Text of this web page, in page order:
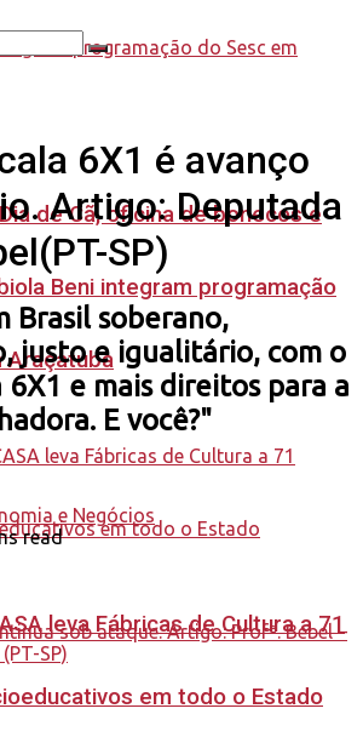
de Cã, oficina de bonecos e
Beni integram programação
Araçatuba
leva Fábricas de Cultura a 71
em todo o Estado
6X1 é avanço
Artigo: Deputada
SP)
Brasil soberano,
justo e igualitário, com o
6X1 e mais direitos para a
E você?"
e Negócios
read